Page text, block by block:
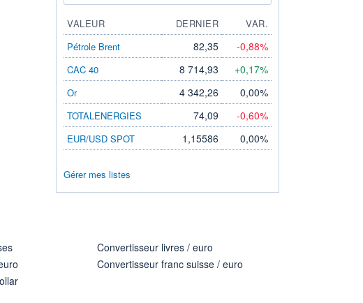
VALEUR DERNIER
VAR.
Pétrole Brent
82,35 -0,88%
CAC 40 8 714,93 +0,17%
Or 4 342,26 0,00%
TOTALENERGIES 74,09 -0,60%
EUR/USD SPOT 1,15586 0,00%
Gérer mes listes
Convertisseur livres / euro
Convertisseur franc suisse / euro